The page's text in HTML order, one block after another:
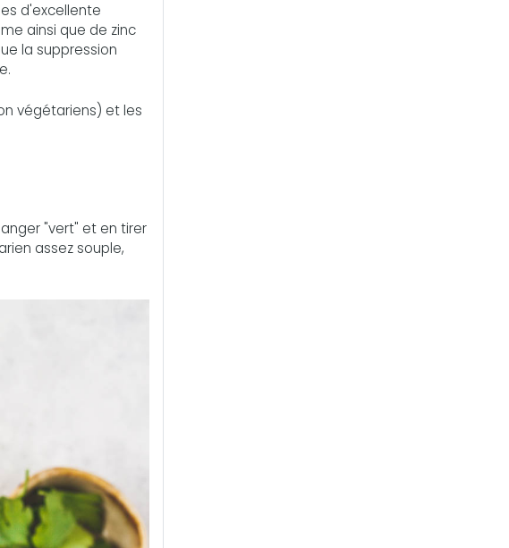
d'excellente
ainsi que de zinc
la suppression
végétariens) et les
"vert" et en tirer
assez souple,